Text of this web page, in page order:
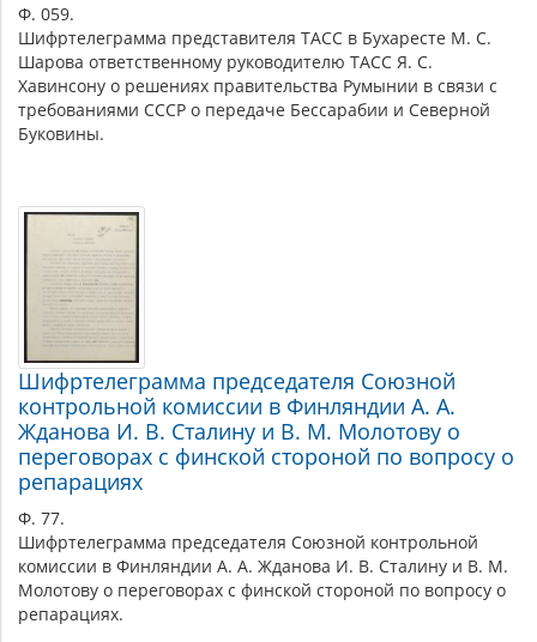
Ф. 059.
Шифртелеграмма представителя ТАСС в Бухаресте М. С.
Шарова ответственному руководителю ТАСС Я. С.
Хавинсону о решениях правительства Румынии в связи с
требованиями СССР о передаче Бессарабии и Северной
Буковины.
Шифртелеграмма председателя Союзной
контрольной комиссии в Финляндии А. А.
Жданова И. В. Сталину и В. М. Молотову о
переговорах с финской стороной по вопросу о
репарациях
Ф. 77.
Шифртелеграмма председателя Союзной контрольной
комиссии в Финляндии А. А. Жданова И. В. Сталину и В. М.
Молотову о переговорах с финской стороной по вопросу о
репарациях.